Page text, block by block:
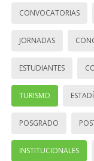
CONVOCATORIAS
JORNADAS
ESTUDIANTES
TURISMO
POSGRADO
INSTITUCIONALES